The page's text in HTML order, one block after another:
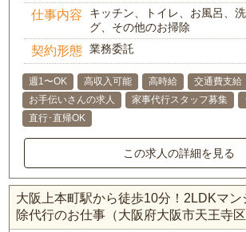
仕事内容
キッチン、トイレ、お風呂、
グ、その他のお掃除
契約形態 業務委託
週1〜OK 高収入可能 高時給 交通費支給
お手伝いさんの求人
家事代行スタッフ募集
直行･直帰OK
この求人の詳細を見る
大阪上本町駅から徒歩10分！2LDKマ
除代行のお仕事（大阪府大阪市天王寺区